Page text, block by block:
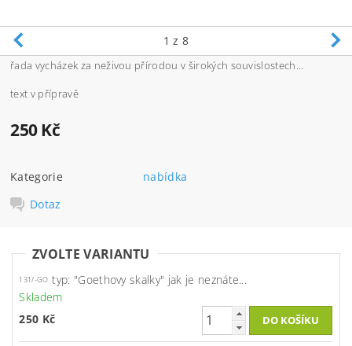
1 z 8
řada vycházek za neživou přírodou v širokých souvislostech...
text v přípravě
250 Kč
Kategorie
nabídka
Dotaz
ZVOLTE VARIANTU
131/-GO typ: "Goethovy skalky" jak je neznáte...
Skladem
250 Kč